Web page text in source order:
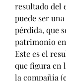
resultado del
puede ser
pérdida, que
patrimonio
Este es el
que figura en
la compañía